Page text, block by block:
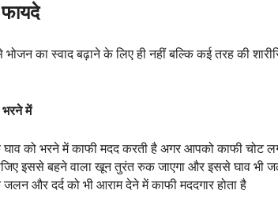
भोजन का स्वाद बढ़ाने के लिए ही नहीं बल्कि कई तरह की
भरने में
घाव को भरने में काफी मदद करती है अगर आपको काफी चोट
इससे बहने वाला खून तुरंत रुक जाएगा और इससे घाव भी
जलन और दर्द को भी आराम देने में काफी मददगार होता है